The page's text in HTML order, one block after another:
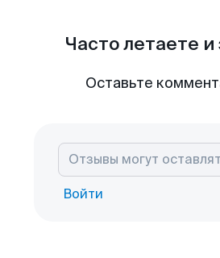
Часто летаете
Оставьте
Войти